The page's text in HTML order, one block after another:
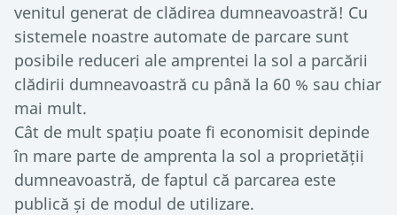
venitul generat de clădirea dumneavoastră! Cu
sistemele noastre automate de parcare sunt
posibile reduceri ale amprentei la sol a parcării
clădirii dumneavoastră cu până la 60 % sau chiar
mai mult.
Cât de mult spațiu poate fi economisit depinde
în mare parte de amprenta la sol a proprietății
dumneavoastră, de faptul că parcarea este
publică și de modul de utilizare.